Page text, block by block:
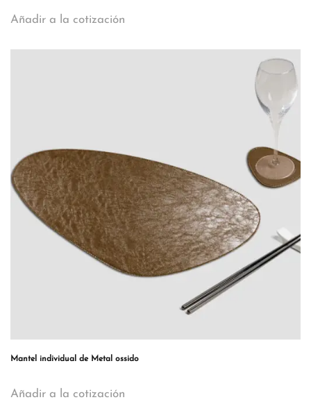
Añadir a la cotización
Mantel individual de Metal ossido
Añadir a la cotización